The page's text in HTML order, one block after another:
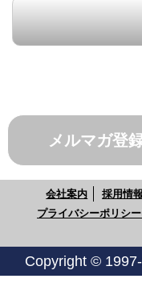
メルマガ登
会社案内 採用情報
プライバシーポリシ
Copyright ©